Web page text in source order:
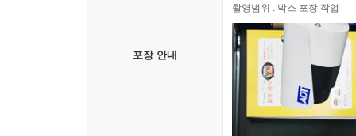
포장 안내
촬영범위 : 박스 포장 작업